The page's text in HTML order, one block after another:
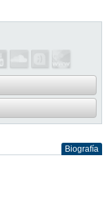
Biografía